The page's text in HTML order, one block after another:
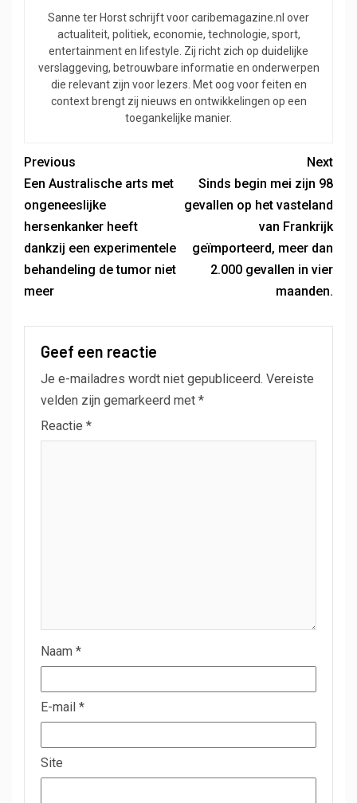
Sanne ter Horst schrijft voor caribemagazine.nl over
actualiteit, politiek, economie, technologie, sport,
entertainment en lifestyle. Zij richt zich op duidelijke
verslaggeving, betrouwbare informatie en onderwerpen
die relevant zijn voor lezers. Met oog voor feiten en
context brengt zij nieuws en ontwikkelingen op een
toegankelijke manier.
Previous
Een Australische arts met
ongeneeslijke
hersenkanker heeft
dankzij een experimentele
behandeling de tumor niet
meer
Next
Sinds begin mei zijn 98
gevallen op het vasteland
van Frankrijk
geïmporteerd, meer dan
2.000 gevallen in vier
maanden.
Geef een reactie
Je e-mailadres wordt niet gepubliceerd. Vereiste
velden zijn gemarkeerd met *
Reactie *
Naam *
E-mail *
Site